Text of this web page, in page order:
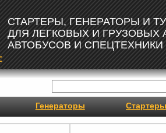
СТАРТЕРЫ, ГЕНЕРАТОРЫ И
ДЛЯ ЛЕГКОВЫХ И ГРУЗОВЫХ
АВТОБУСОВ И СПЕЦТЕХНИКИ
Генераторы Стартеры